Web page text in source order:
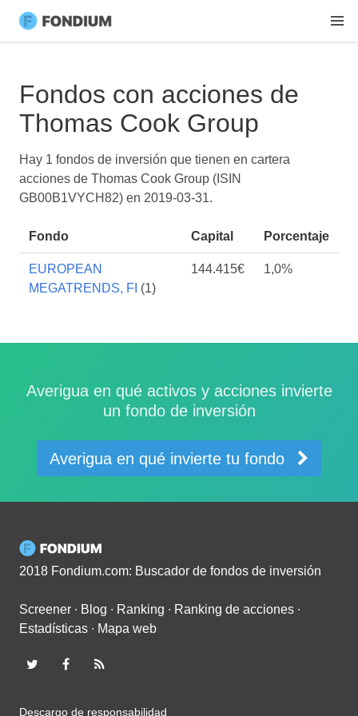
Fondos con acciones de
Thomas Cook Group
Hay 1 fondos de inversión que tienen en cartera
acciones de Thomas Cook Group (ISIN
GB00B1VYCH82) en 2019-03-31.
Fondo Capital Porcentaje
EUROPEAN
MEGATRENDS, FI (1)
144.415€ 1,0%
Averigua en qué activos y acciones invierte
un fondo de inversión
Averigua en qué invierte tu fondo
2018 Fondium.com: Buscador de fondos de inversión
Screener ∙ Blog ∙ Ranking ∙ Ranking de acciones ∙
Estadísticas ∙ Mapa web
Descargo de responsabilidad